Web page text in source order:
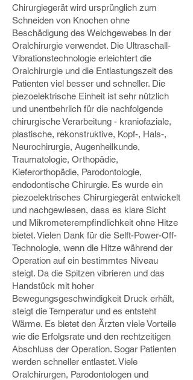
Chirurgiegerät wird ursprünglich zum
Schneiden von Knochen ohne
Beschädigung des Weichgewebes in der
Oralchirurgie verwendet. Die Ultraschall-
Vibrationstechnologie erleichtert die
Oralchirurgie und die Entlastungszeit des
Patienten viel besser und schneller. Die
piezoelektrische Einheit ist sehr nützlich
und unentbehrlich für die nachfolgende
chirurgische Verarbeitung - kraniofaziale,
plastische, rekonstruktive, Kopf-, Hals-,
Neurochirurgie, Augenheilkunde,
Traumatologie, Orthopädie,
Kieferorthopädie, Parodontologie,
endodontische Chirurgie. Es wurde ein
piezoelektrisches Chirurgiegerät entwickelt
und nachgewiesen, dass es klare Sicht
und Mikrometerempfindlichkeit ohne Hitze
bietet. Vielen Dank für die Selft-Power-Off-
Technologie, wenn die Hitze während der
Operation auf ein bestimmtes Niveau
steigt. Da die Spitzen vibrieren und das
Handstück mit hoher
Bewegungsgeschwindigkeit Druck erhält,
steigt die Temperatur und es entsteht
Wärme. Es bietet den Ärzten viele Vorteile
wie die Erfolgsrate und den rechtzeitigen
Abschluss der Operation. Sogar Patienten
werden schneller entlastet. Viele
Oralchirurgen, Parodontologen und